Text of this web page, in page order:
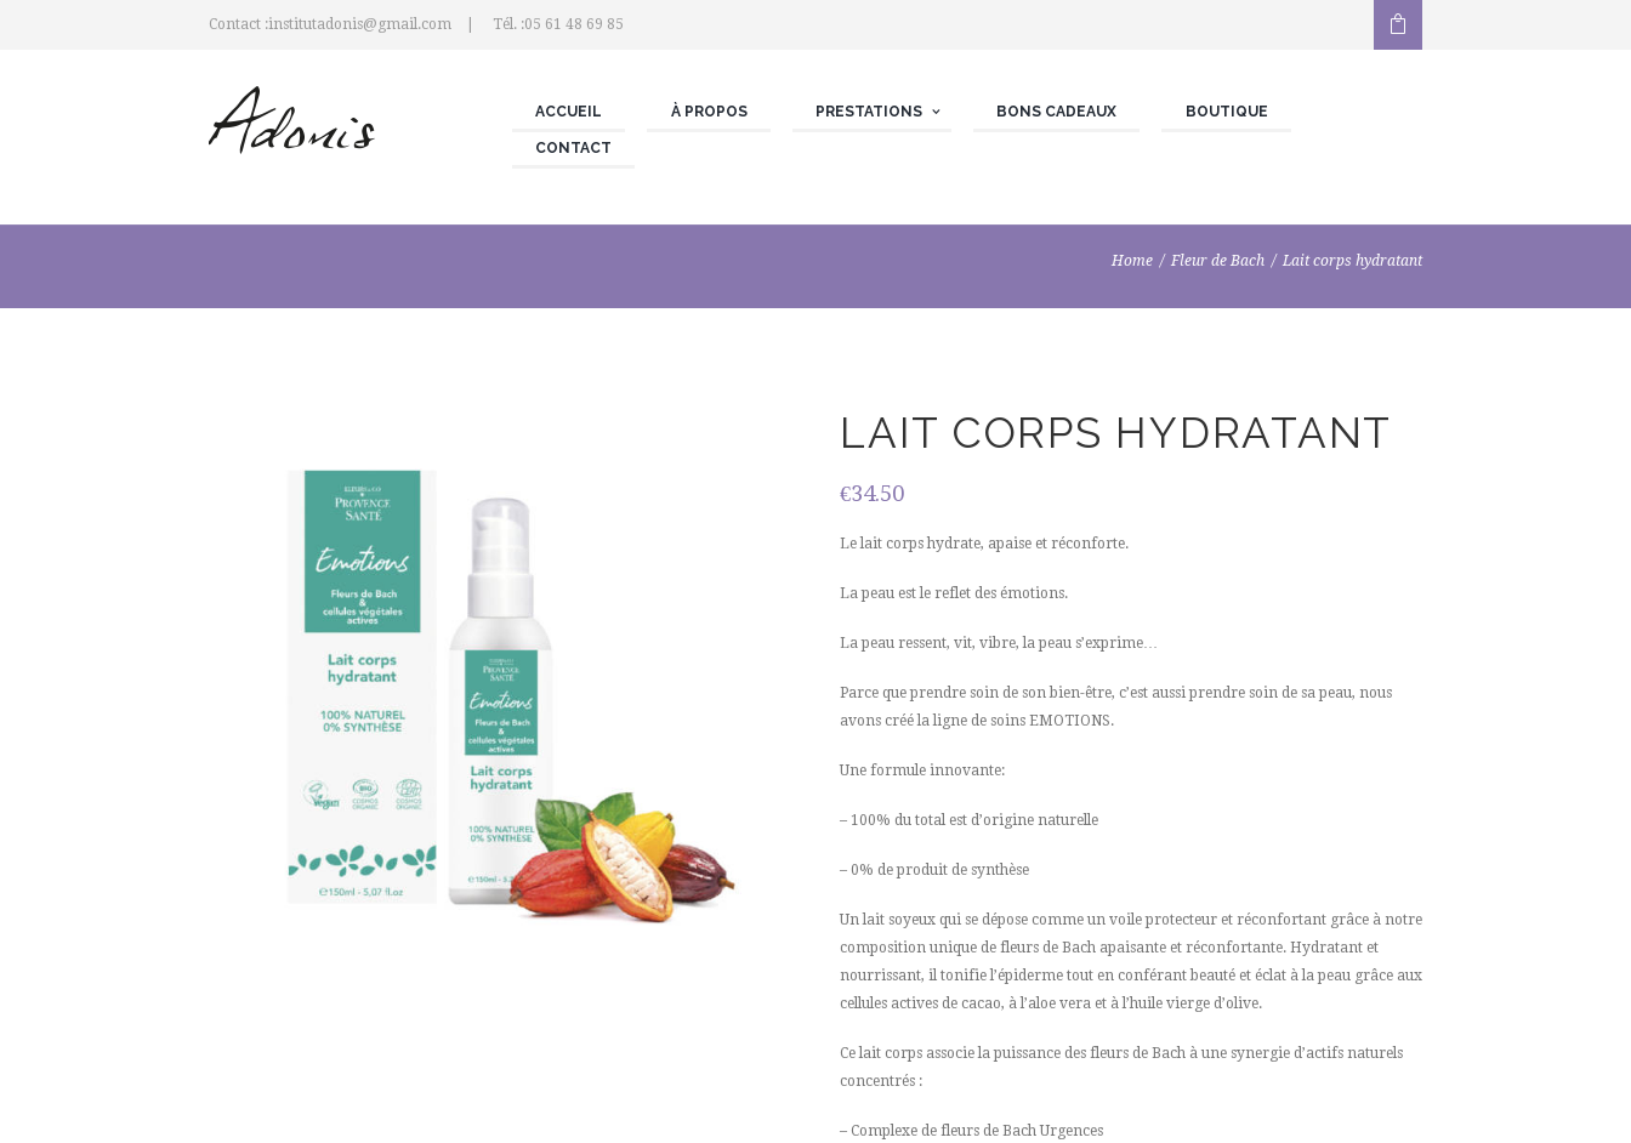
Contact :institutadonis@gmail.com Tél. :05 61 48 69 85
ACCUEIL À PROPOS PRESTATIONS BONS CADEAUX BOUTIQUE
CONTACT
Home Fleur de Bach Lait corps hydratant
LAIT CORPS HYDRATANT
€34.50
Le lait corps hydrate, apaise et réconforte.
La peau est le reflet des émotions.
La peau ressent, vit, vibre, la peau s’exprime…
Parce que prendre soin de son bien-être, c’est aussi prendre soin de sa peau, nous
avons créé la ligne de soins EMOTIONS.
Une formule innovante:
– 100% du total est d’origine naturelle
– 0% de produit de synthèse
Un lait soyeux qui se dépose comme un voile protecteur et réconfortant grâce à notre
composition unique de fleurs de Bach apaisante et réconfortante. Hydratant et
nourrissant, il tonifie l’épiderme tout en conférant beauté et éclat à la peau grâce aux
cellules actives de cacao, à l’aloe vera et à l’huile vierge d’olive.
Ce lait corps associe la puissance des fleurs de Bach à une synergie d’actifs naturels
concentrés :
– Complexe de fleurs de Bach Urgences